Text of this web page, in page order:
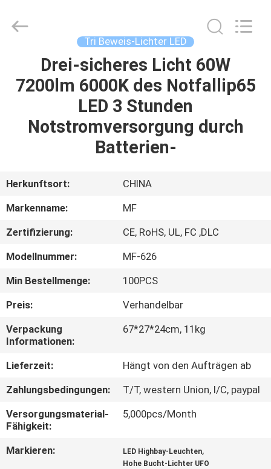
HAUS
PRODUKTE
ÜBER
UNS
FABRIK-
AUSFLUG
QUALITÄTSKONTROLLE
TRETEN
SIE
UNS
IN
Lighting
Co.,Ltd..
Tri Beweis-Lichter LED
Drei-sicheres Licht 60W
7200lm 6000K des Notfallip65
LED 3 Stunden
Notstromversorgung durch
Batterien-
Herkunftsort:
CHINA
Markenname:
MF
Zertifizierung:
CE, RoHS, UL, FC ,DLC
Modellnummer:
MF-626
Min Bestellmenge:
100PCS
Preis:
Verhandelbar
Verpackung
Informationen:
67*27*24cm, 11kg
Lieferzeit:
Hängt von den Aufträgen ab
Zahlungsbedingungen:
T/T, western Union, l/C, paypal
Versorgungsmaterial-
Fähigkeit:
5,000pcs/Month
Markieren: LED Highbay-Leuchten,
Hohe Bucht-Lichter UFO